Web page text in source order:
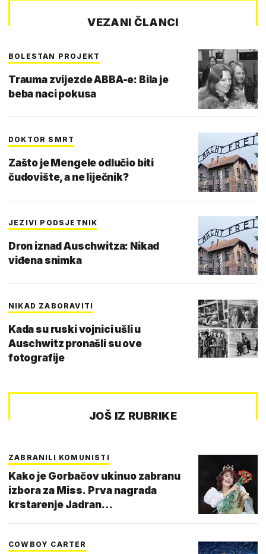
VEZANI ČLANCI
BOLESTAN PROJEKT
Trauma zvijezde ABBA-e: Bila je
beba naci pokusa
DOKTOR SMRT
Zašto je Mengele odlučio biti
čudovište, a ne liječnik?
JEZIVI PODSJETNIK
Dron iznad Auschwitza: Nikad
viđena snimka
NIKAD ZABORAVITI
Kada su ruski vojnici ušli u
Auschwitz pronašli su ove
fotografije
JOŠ IZ RUBRIKE
ZABRANILI KOMUNISTI
Kako je Gorbačov ukinuo zabranu
izbora za Miss. Prva nagrada
krstarenje Jadran…
COWBOY CARTER